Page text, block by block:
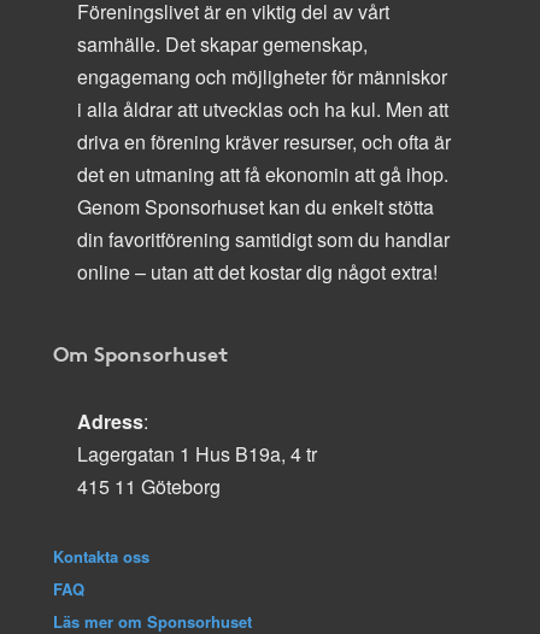
Föreningslivet är en viktig del av vårt
samhälle. Det skapar gemenskap,
engagemang och möjligheter för människor
i alla åldrar att utvecklas och ha kul. Men att
driva en förening kräver resurser, och ofta är
det en utmaning att få ekonomin att gå ihop.
Genom Sponsorhuset kan du enkelt stötta
din favoritförening samtidigt som du handlar
online – utan att det kostar dig något extra!
Om Sponsorhuset
Adress:
Lagergatan 1 Hus B19a, 4 tr
415 11 Göteborg
Kontakta oss
FAQ
Läs mer om Sponsorhuset